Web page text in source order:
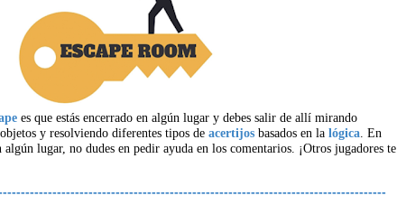
es que estás encerrado en algún lugar y debes salir de allí mirando
y resolviendo diferentes tipos deacertijos basados en lalógica. En
algún lugar, no dudes en pedir ayuda en los comentarios. ¡Otros jugadores te